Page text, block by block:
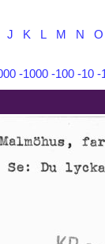
J K L M N O
-1000 -100 -10 -